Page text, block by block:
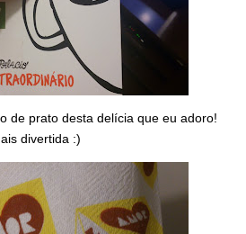
de prato desta delícia que eu adoro!
divertida :)